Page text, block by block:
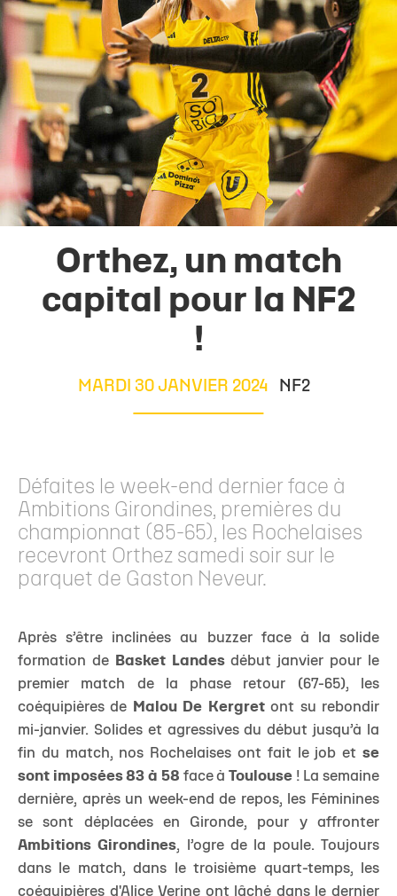
Orthez, un match
capital pour la NF2
!
MARDI 30 JANVIER 2024 NF2
Défaites le week-end dernier face à
Ambitions Girondines, premières du
championnat (85-65), les Rochelaises
recevront Orthez samedi soir sur le
parquet de Gaston Neveur.
Après s’être inclinées au buzzer face à la solide
formation de
Basket Landesdébut janvier pour le
premier match de la phase retour (67-65), les
coéquipières de
Malou De Kergretont su rebondir
mi-janvier. Solides et agressives du début jusqu’à la
fin du match, nos Rochelaises ont fait le job et se
sont imposées 83 à 58 face à Toulouse! La semaine
dernière, après un week-end de repos, les Féminines
se sont déplacées en Gironde, pour y affronter
Ambitions Girondines, l’ogre de la poule. Toujours
dans le match, dans le troisième quart-temps, les
coéquipières d'Alice Verine ont lâché dans le dernier